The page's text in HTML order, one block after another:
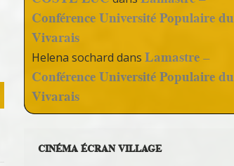
Conférence Université Populaire du
Vivarais
Helena sochard dansLamastre –
Conférence Université Populaire du
Vivarais
CINÉMA ÉCRAN VILLAGE